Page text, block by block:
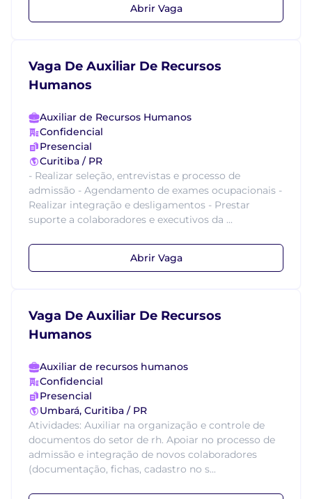
Abrir Vaga
Vaga De Auxiliar De Recursos
Humanos
Auxiliar de Recursos Humanos
Confidencial
Presencial
Curitiba / PR
- Realizar seleção, entrevistas e processo de
admissão - Agendamento de exames ocupacionais -
Realizar integração e desligamentos - Prestar
suporte a colaboradores e executivos da ...
Abrir Vaga
Vaga De Auxiliar De Recursos
Humanos
Auxiliar de recursos humanos
Confidencial
Presencial
Umbará, Curitiba / PR
Atividades: Auxiliar na organização e controle de
documentos do setor de rh. Apoiar no processo de
admissão e integração de novos colaboradores
(documentação, fichas, cadastro no s...